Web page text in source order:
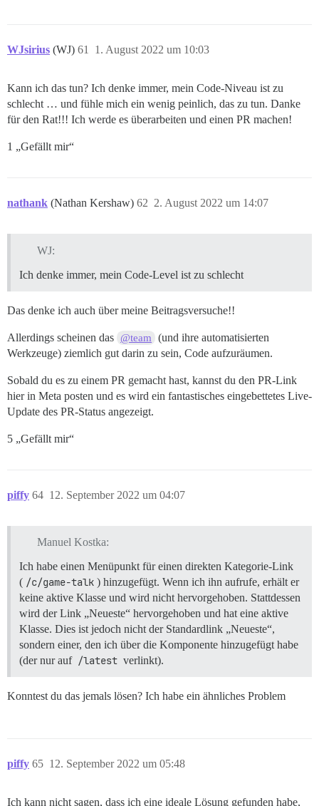
WJsirius (WJ) 1. August 2022 um 10:03
61
Kann ich das tun? Ich denke immer, mein Code-Niveau ist zu
schlecht … und fühle mich ein wenig peinlich, das zu tun. Danke
für den Rat!!! Ich werde es überarbeiten und einen PR machen!
1 „Gefällt mir“
nathank (Nathan Kershaw) 2. August 2022 um 14:07
62
WJ:
Ich denke immer, mein Code-Level ist zu schlecht
Das denke ich auch über meine Beitragsversuche!!
Allerdings scheinen das @team
(und ihre automatisierten
Werkzeuge) ziemlich gut darin zu sein, Code aufzuräumen.
Sobald du es zu einem PR gemacht hast, kannst du den PR-Link
hier in Meta posten und es wird ein fantastisches eingebettetes Live-
Update des PR-Status angezeigt.
5 „Gefällt mir“
piffy 12. September 2022 um 04:07
64
Manuel Kostka:
Ich habe einen Menüpunkt für einen direkten Kategorie-Link
( /c/game-talk ) hinzugefügt. Wenn ich ihn aufrufe, erhält er
keine aktive Klasse und wird nicht hervorgehoben. Stattdessen
wird der Link „Neueste“ hervorgehoben und hat eine aktive
Klasse. Dies ist jedoch nicht der Standardlink „Neueste“,
sondern einer, den ich über die Komponente hinzugefügt habe
(der nur auf /latest verlinkt).
Konntest du das jemals lösen? Ich habe ein ähnliches Problem
piffy 12. September 2022 um 05:48
65
Ich kann nicht sagen, dass ich eine ideale Lösung gefunden habe,